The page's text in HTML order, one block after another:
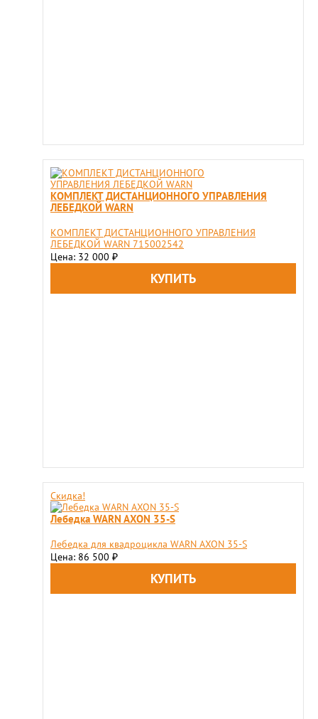
КОМПЛЕКТ ДИСТАНЦИОННОГО УПРАВЛЕНИЯ
ЛЕБЕДКОЙ WARN
КОМПЛЕКТ ДИСТАНЦИОННОГО УПРАВЛЕНИЯ
ЛЕБЕДКОЙ WARN 715002542
Цена: 32 000 ₽
Скидка!
Лебедка WARN AXON 35-S
Лебедка для квадроцикла WARN AXON 35-S
Цена: 86 500 ₽